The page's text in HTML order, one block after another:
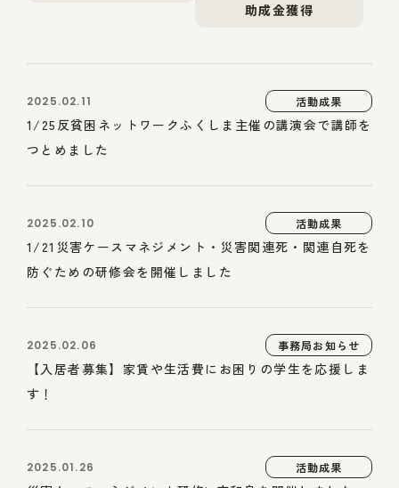
助成金獲得
2025.02.11 活動成果
1/25反貧困ネットワークふくしま主催の講演会で講師を
つとめました
2025.02.10 活動成果
1/21災害ケースマネジメント・災害関連死・関連自死を
防ぐための研修会を開催しました
2025.02.06 事務局お知らせ
【入居者募集】家賃や生活費にお困りの学生を応援しま
す！
2025.01.26 活動成果